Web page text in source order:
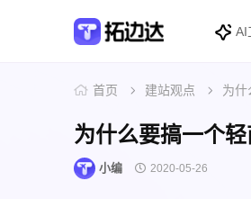
AI
首页 建站观点 为什
为什么要搞一个
小编 2020-05-26